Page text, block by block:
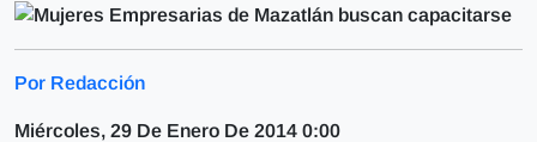
Por Redacción
Miércoles, 29 De Enero De 2014 0:00